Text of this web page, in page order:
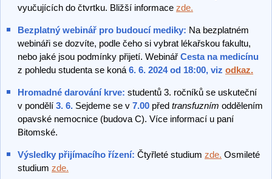
vyučujících do čtvrtku. Bližší informace zde.
Bezplatný webinář pro budoucí mediky: Na bezplatném
webináři se dozvíte, podle čeho si vybrat lékařskou fakultu,
nebo jaké jsou podmínky přijetí. Webinář Cesta na medicínu
z pohledu studenta se koná 6. 6. 2024 od 18:00, viz odkaz.
Hromadné darování krve: studentů 3. ročníků se uskuteční
v pondělí 3. 6. Sejdeme se v 7.00 před transfuzním oddělením
opavské nemocnice (budova C). Více informací u paní
Bitomské.
Výsledky přijímacího řízení: Čtyřleté studium zde. Osmileté
studium zde.